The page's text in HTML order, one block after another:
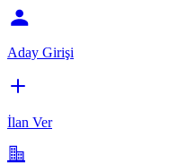
Aday Girişi
İlan Ver